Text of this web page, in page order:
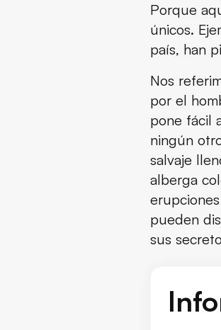
Qué ver y
Dónde
Dónde
El tiempo
Qué llevar
Consejos
Porque
únicos.
país, han
Nos
por el
pone fácil
ningún
salvaje
alberga
pueden
sus